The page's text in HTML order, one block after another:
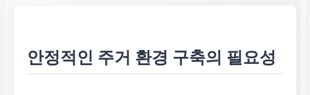
안정적인 주거 환경 구축의 필요성